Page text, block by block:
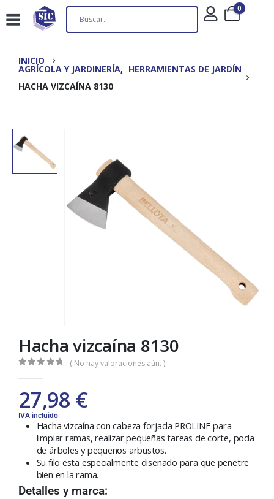
0
INICIO
AGRÍCOLA Y JARDINERÍA, HERRAMIENTAS DE JARDÍN
HACHA VIZCAÍNA 8130
Hacha vizcaína 8130
( No hay valoraciones aún. )
27,98 €
IVA incluido
Hacha vizcaína con cabeza forjada PROLINE para
limpiar ramas, realizar pequeñas tareas de corte, poda
de árboles y pequeños arbustos.
Su filo esta especialmente diseñado para que penetre
bien en la rama.
Detalles y marca: